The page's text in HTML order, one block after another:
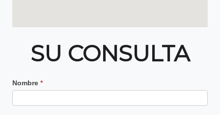
SU CONSULTA
Contacto
Principal
Nombre *